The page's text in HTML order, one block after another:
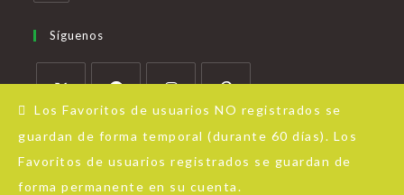
Los Favoritos de usuarios NO registrados se
guardan de forma temporal (durante 60 días). Los
Favoritos de usuarios registrados se guardan de
forma permanente en su cuenta.
Síguenos
Acerca de Almacén de Cuentos Aviso Legal